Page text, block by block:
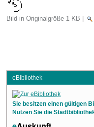
Bild in Originalgröße 1 KB |
eBibliothek
Sie besitzen einen gültigen
Nutzen Sie die